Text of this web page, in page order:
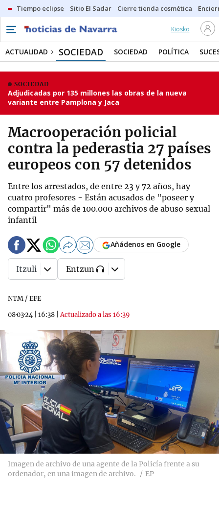
Tiempo eclipse Sitio El Sadar Cierre tienda cosmética
Kiosko
ACTUALIDAD SOCIEDAD SOCIEDAD POLÍTICA
SOCIEDAD
Adjudicadas por 135 millones las obras de la nueva
variante entre Pamplona y Jaca
Macrooperación policial
contra la pederastia 27 países
europeos con 57 detenidos
Entre los arrestados, de entre 23 y 72 años, hay
cuatro profesores - Están acusados de "poseer y
compartir" más de 100.000 archivos de abuso sexual
infantil
NTM / EFE
08·03·24
16:38 |Actualizado a las 16:39
Añádenos en Google
Itzuli Entzun
Imagen de archivo de una agente de la Policía frente a su
ordenador, en una imagen de archivo.
EP